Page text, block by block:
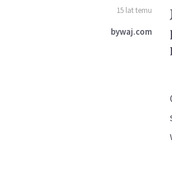
15 lat temu
bywaj.com